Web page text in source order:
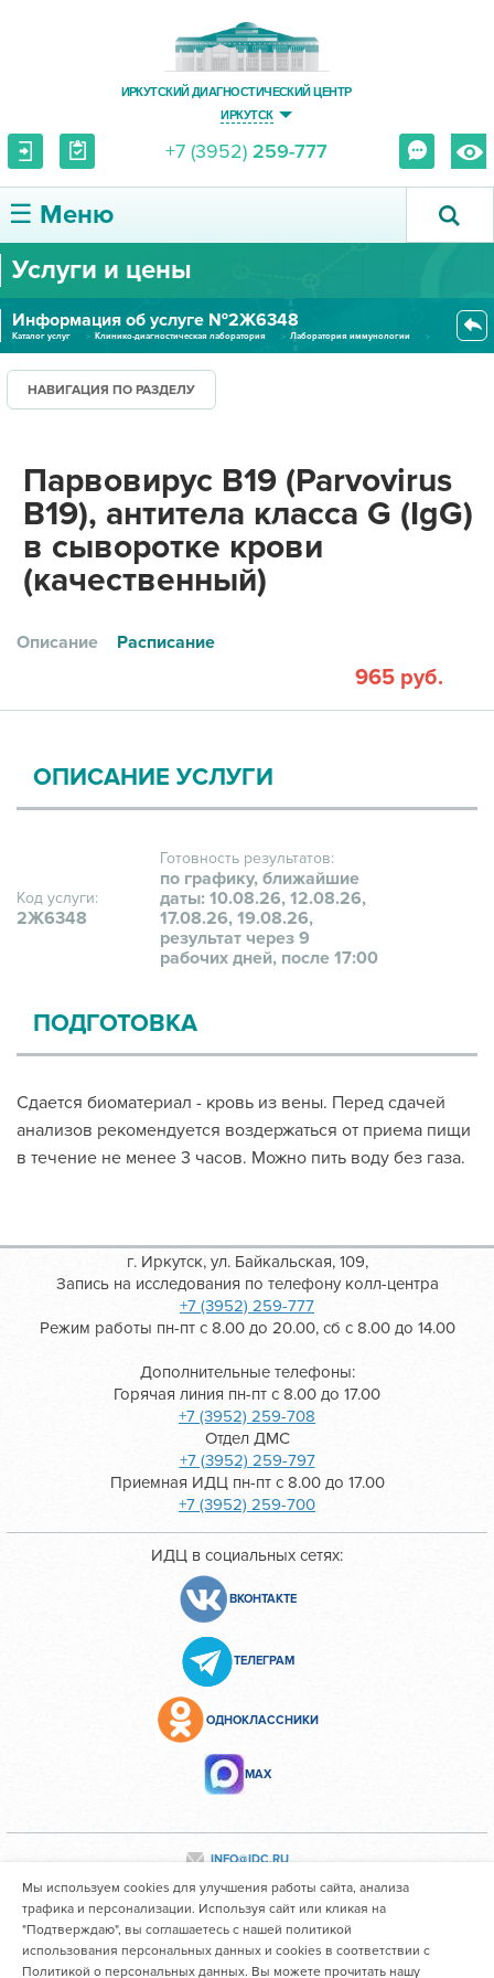
ИРКУТСКИЙ ДИАГНОСТИЧЕСКИЙ ЦЕНТР
ИРКУТСК
+7 (3952) 259-777
☰ Меню
О ЦЕНТРЕ
УСЛУГИ И ЦЕНЫ
ПАЦИЕНТУ
ПРАВОВАЯ ИНФОРМАЦИЯ
Услуги и цены
Информация об услуге №2Ж6348
Каталог услуг Клинико-диагностическая лаборатория
Лаборатория иммунологии
НАВИГАЦИЯ ПО РАЗДЕЛУ
Парвовирус B19 (Parvovirus
B19), антитела класса G (IgG)
в сыворотке крови
(качественный)
Описание Расписание
965 руб.
ОПИСАНИЕ УСЛУГИ
Код услуги:
2Ж6348
Готовность результатов:
по графику, ближайшие
даты: 10.08.26, 12.08.26,
17.08.26, 19.08.26,
результат через 9
рабочих дней, после 17:00
ПОДГОТОВКА
Сдается биоматериал - кровь из вены. Перед сдачей
анализов рекомендуется воздержаться от приема пищи
в течение не менее 3 часов. Можно пить воду без газа.
г. Иркутск, ул. Байкальская, 109,
Запись на исследования по телефону колл-центра
+7 (3952) 259-777
Режим работы пн-пт с 8.00 до 20.00, сб с 8.00 до 14.00
Дополнительные телефоны:
Горячая линия пн-пт с 8.00 до 17.00
+7 (3952) 259-708
Отдел ДМС
+7 (3952) 259-797
Приемная ИДЦ пн-пт с 8.00 до 17.00
+7 (3952) 259-700
ИДЦ в социальных сетях:
ВКОНТАКТЕ
ТЕЛЕГРАМ
ОДНОКЛАССНИКИ
МАХ
INFO@IDC.RU
Все персональные данные сотрудников размещены с их
согласия
Мы используем cookies для улучшения работы сайта, анализа
трафика и персонализации. Используя сайт или кликая на
"Подтверждаю", вы соглашаетесь с нашей политикой
использования персональных данных и cookies в соответствии с
Политикой о персональных данных. Вы можете прочитать нашу